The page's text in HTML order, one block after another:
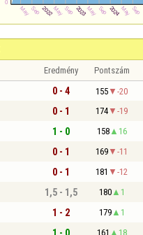
Eredmény Pontszám
0 - 4 155 -20
0 - 1 174 -19
1 - 0 158 16
0 - 1 169 -11
0 - 1 181 -12
1,5 - 1,5 180 1
1 - 2 179 1
1 - 0 161 18